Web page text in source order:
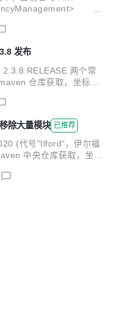
<
<artifactId>spri
发布
两个常
仓库获取，坐标如
parent</artifactI
> </par
除大量模块 已推荐
(代号"Ilford"，伊尔福
中央仓库获取，坐标